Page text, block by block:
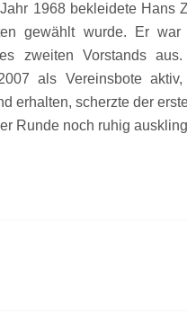
1968 bekleidete Hans
gewählt wurde. Er
zweiten Vorstands
als Vereinsbote
erhalten, scherzte der
Runde noch ruhig